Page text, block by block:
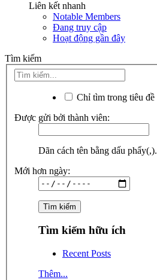
Liên kết nhanh
Notable Members
Đang truy cập
Hoạt động gần đây
Tìm kiếm
Chỉ tìm trong tiêu đề
Được gửi bởi thành viên:
Dãn cách tên bằng dấu phẩy(,).
Mới hơn ngày:
Tìm kiếm hữu ích
Recent Posts
Thêm...